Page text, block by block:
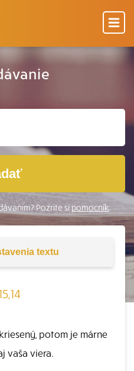
Pozrite sipomocník.
textu
potom je márne
vaša viera.